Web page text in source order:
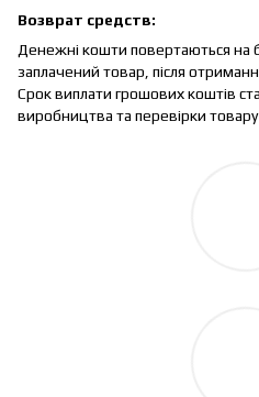
Возврат средств:
Денежні кошти повертаються на
заплачений товар, після
Срок виплати грошових коштів
виробництва та перевірки